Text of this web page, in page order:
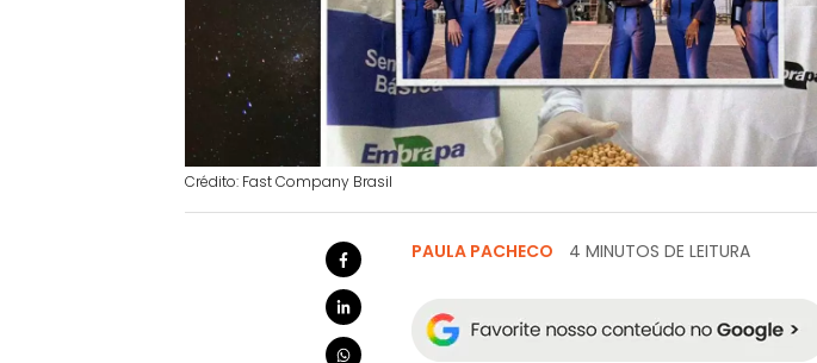
Crédito: Fast Company Brasil
PAULA PACHECO 4 MINUTOS DE LEITURA